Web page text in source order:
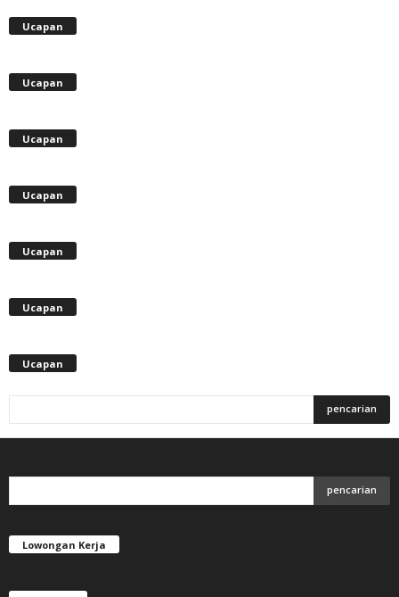
Ucapan
Ucapan
Ucapan
Ucapan
Ucapan
Ucapan
Ucapan
Lowongan Kerja